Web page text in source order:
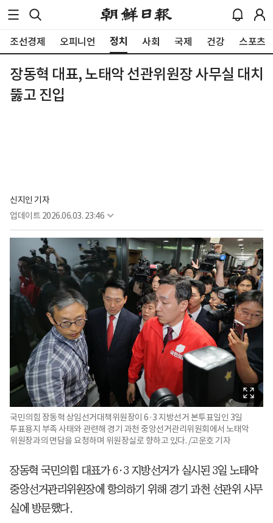
조선경제 오피니언 정치 사회 국제 건강 스포츠
장동혁 대표, 노태악 선관위원장 사무실 대치
뚫고 진입
신지인 기자
업데이트 2026.06.03. 23:46
국민의힘 장동혁 상임선거대책위원장이 6·3 지방선거 본투표일인 3일
투표용지 부족 사태와 관련해 경기 과천 중앙선거관리위원회에서 노태악
위원장과의 면담을 요청하며 위원장실로 향하고 있다. /고운호 기자
장동혁 국민의힘 대표가 6·3 지방선거가 실시된 3일 노태악
중앙선거관리위원장에 항의하기 위해 경기 과천 선관위 사무
실에 방문했다.